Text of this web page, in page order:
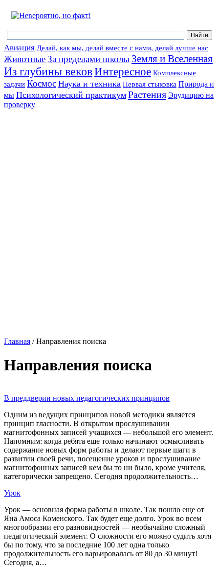
Авиация Делай, как мы, делай вместе с нами, делай лучше нас
Животные За пределами школы Земля и Вселенная
Из глубины вековИнтересное Комплексные
задачи Космос Наука и техника Первая стыковка Природа и
мы Психологический практикум Растения Эрудицию на
проверку
Главная /Направления поиска
Направления поиска
В преддверии новых педагогических принципов
Одним из ведущих принципов новой методики является
принцип гласности. В открытом прослушивании
магнитофонных записей учащихся — небольшой его элемент.
Напомним: когда ребята еще только начинают осмысливать
содержание новых форм работы и делают первые шаги в
развитии своей речи, посещение уроков и прослушивание
магнитофонных записей кем бы то ни было, кроме учителя,
категорически запрещено. Сегодня продолжительность…
Урок
Урок — основная форма работы в школе. Так пошло еще от
Яна Амоса Коменского. Так будет еще долго. Урок во всем
многообразии его разновидностей — необычайно сложный
педагогический элемент. О сложности его можно судить хотя
бы по тому, что за последние 100 лет одна только
продолжительность его варьировалась от 80 до 30 минут!
Сегодня, а…